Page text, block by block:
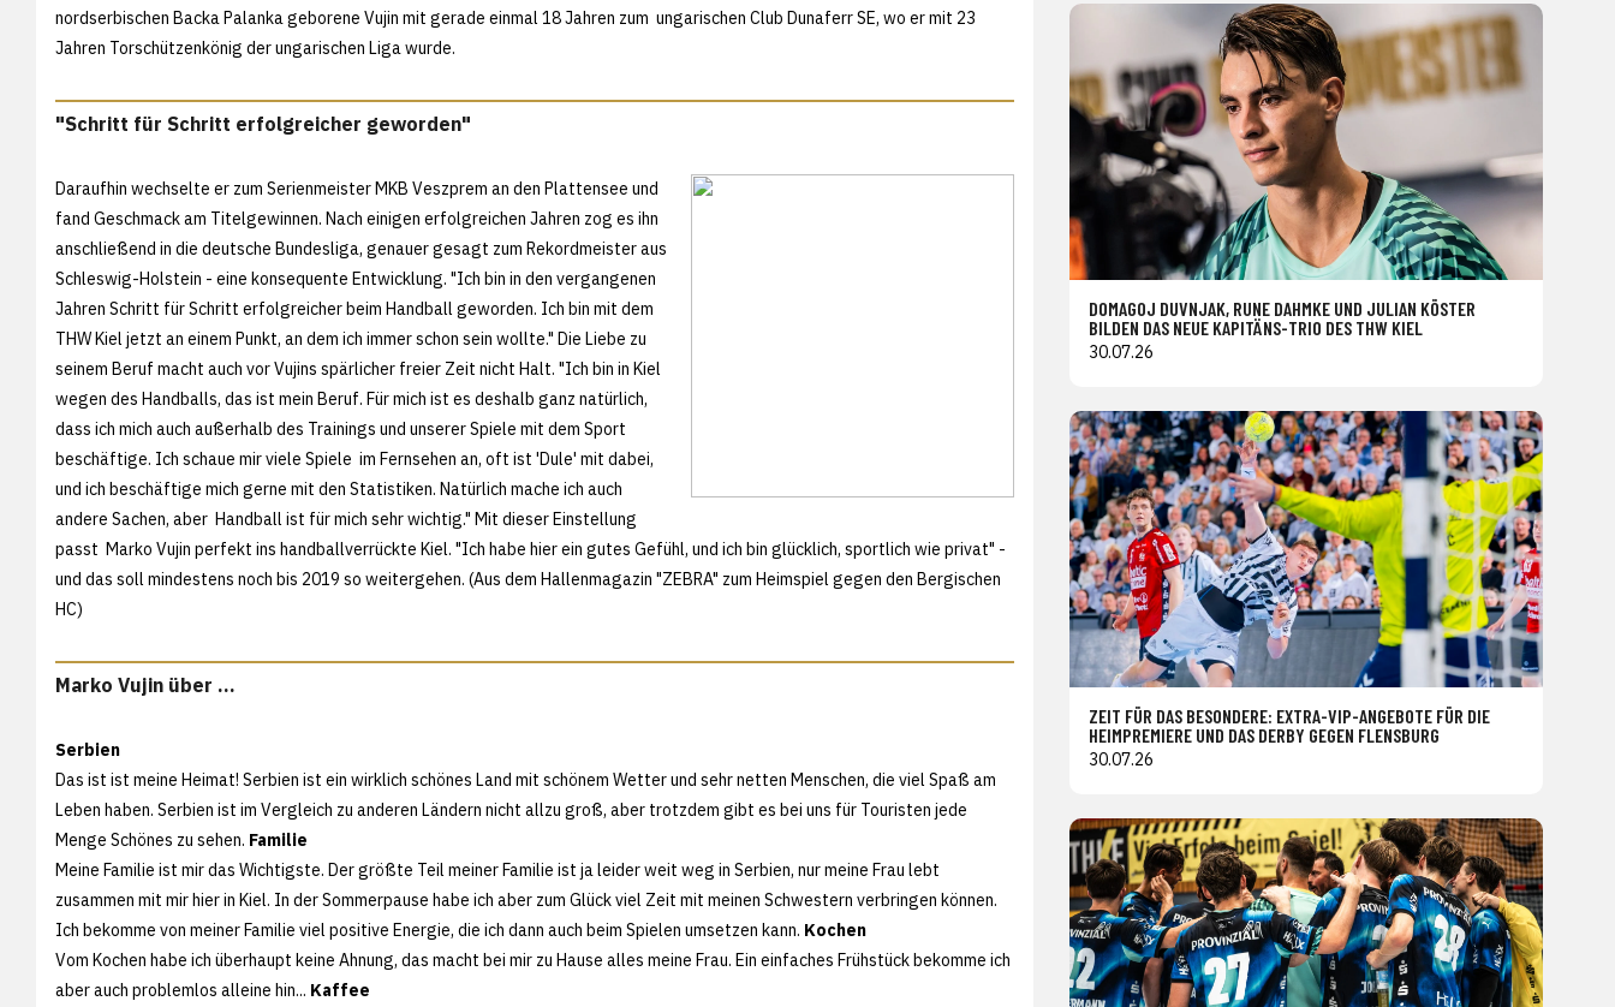
nordserbischen Backa Palanka geborene Vujin mit gerade einmal 18 Jahren zum ungarischen Club Dunaferr SE, wo er mit 23
Jahren Torschützenkönig der ungarischen Liga wurde.
"Schritt für Schritt erfolgreicher geworden"
Daraufhin wechselte er zum Serienmeister MKB Veszprem an den Plattensee und
fand Geschmack am Titelgewinnen. Nach einigen erfolgreichen Jahren zog es ihn
anschließend in die deutsche Bundesliga, genauer gesagt zum Rekordmeister aus
Schleswig-Holstein - eine konsequente Entwicklung. "Ich bin in den vergangenen
Jahren Schritt für Schritt erfolgreicher beim Handball geworden. Ich bin mit dem
THW Kiel jetzt an einem Punkt, an dem ich immer schon sein wollte." Die Liebe zu
seinem Beruf macht auch vor Vujins spärlicher freier Zeit nicht Halt. "Ich bin in Kiel
wegen des Handballs, das ist mein Beruf. Für mich ist es deshalb ganz natürlich,
dass ich mich auch außerhalb des Trainings und unserer Spiele mit dem Sport
beschäftige. Ich schaue mir viele Spiele im Fernsehen an, oft ist 'Dule' mit dabei,
und ich beschäftige mich gerne mit den Statistiken. Natürlich mache ich auch
andere Sachen, aber Handball ist für mich sehr wichtig." Mit dieser Einstellung
passt Marko Vujin perfekt ins handballverrückte Kiel. "Ich habe hier ein gutes Gefühl, und ich bin glücklich, sportlich wie privat" -
und das soll mindestens noch bis 2019 so weitergehen. (Aus dem Hallenmagazin "ZEBRA" zum Heimspiel gegen den Bergischen
HC)
Marko Vujin über ...
Serbien
Das ist ist meine Heimat! Serbien ist ein wirklich schönes Land mit schönem Wetter und sehr netten Menschen, die viel Spaß am
Leben haben. Serbien ist im Vergleich zu anderen Ländern nicht allzu groß, aber trotzdem gibt es bei uns für Touristen jede
Menge Schönes zu sehen. Familie
Meine Familie ist mir das Wichtigste. Der größte Teil meiner Familie ist ja leider weit weg in Serbien, nur meine Frau lebt
zusammen mit mir hier in Kiel. In der Sommerpause habe ich aber zum Glück viel Zeit mit meinen Schwestern verbringen können.
Ich bekomme von meiner Familie viel positive Energie, die ich dann auch beim Spielen umsetzen kann. Kochen
Vom Kochen habe ich überhaupt keine Ahnung, das macht bei mir zu Hause alles meine Frau. Ein einfaches Frühstück bekomme ich
aber auch problemlos alleine hin... Kaffee
DOMAGOJ DUVNJAK, RUNE DAHMKE UND JULIAN KÖSTER
BILDEN DAS NEUE KAPITÄNS-TRIO DES THW KIEL
30.07.26
ZEIT FÜR DAS BESONDERE: EXTRA-VIP-ANGEBOTE FÜR DIE
HEIMPREMIERE UND DAS DERBY GEGEN FLENSBURG
30.07.26